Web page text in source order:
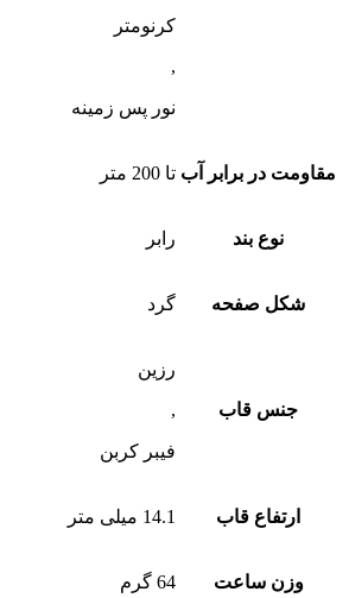
کرنومتر
,
نور پس زمینه
مقاومت در برابر آب تا 200 متر
نوع بند رابر
شکل صفحه گرد
جنس قاب
رزین
,
فیبر کربن
ارتفاع قاب 14.1 میلی متر
وزن ساعت 64 گرم